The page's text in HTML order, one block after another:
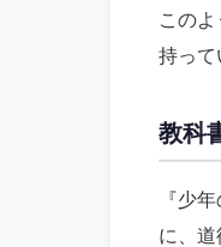
この
持って
教科
『少
に、